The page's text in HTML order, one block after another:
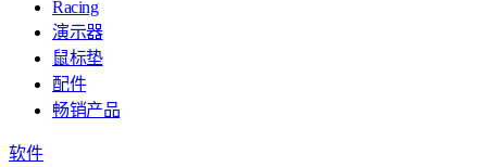
Racing
演示器
鼠标垫
配件
畅销产品
软件